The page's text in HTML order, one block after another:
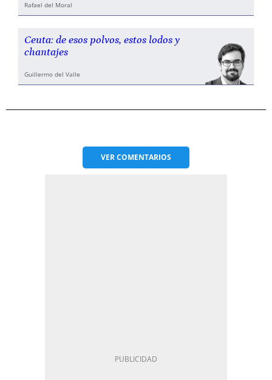
Rafael del Moral
Ceuta: de esos polvos, estos lodos y
chantajes
Guillermo del Valle
VERCOMENTARIOS